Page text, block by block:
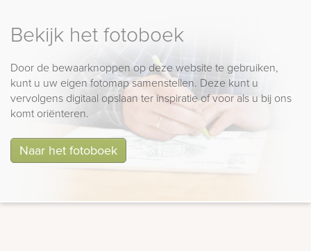
Bekijk het fotoboek
Door de bewaarknoppen op deze website te gebruiken,
kunt u uw eigen fotomap samenstellen. Deze kunt u
vervolgens digitaal opslaan ter inspiratie of voor als u bij ons
komt oriënteren.
Naar het fotoboek